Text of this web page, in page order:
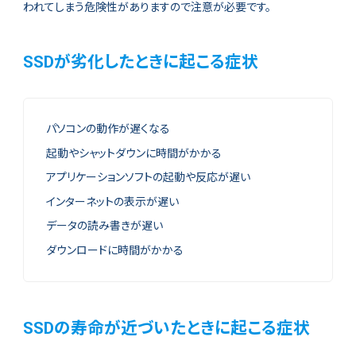
われてしまう危険性がありますので注意が必要です。
SSDが劣化したときに起こる症状
パソコンの動作が遅くなる
起動やシャットダウンに時間がかかる
アプリケーションソフトの起動や反応が遅い
インターネットの表示が遅い
データの読み書きが遅い
ダウンロードに時間がかかる
SSDの寿命が近づいたときに起こる症状